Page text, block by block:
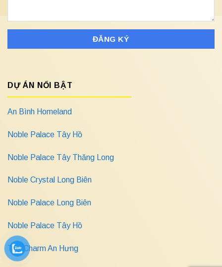
DỰ ÁN NỔI BẬT
An Bình Homeland
Noble Palace Tây Hồ
Noble Palace Tây Thăng Long
Noble Crystal Long Biên
Noble Palace Long Biên
Noble Palace Tây Hồ
The Charm An Hưng